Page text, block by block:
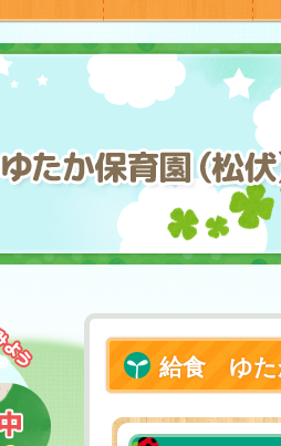
給食 ゆた